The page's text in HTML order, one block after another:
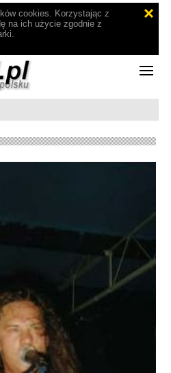
cookies. Korzystając z
na ich użycie zgodnie z